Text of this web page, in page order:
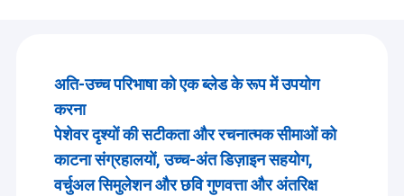
अति-उच्च परिभाषा को एक ब्लेड के रूप में उपयोग
करना
पेशेवर दृश्यों की सटीकता और रचनात्मक सीमाओं को
काटना संग्रहालयों, उच्च-अंत डिज़ाइन सहयोग,
वर्चुअल सिमुलेशन और छवि गुणवत्ता और अंतरिक्ष